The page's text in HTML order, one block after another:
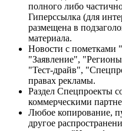
полного либо
Гиперссылка (для
размещена в
материала.
Новости с пометками
"Заявление",
"Тест-драйв",
правах рекламы.
Раздел Спецпроекты
коммерческими
Любое копирование,
другое